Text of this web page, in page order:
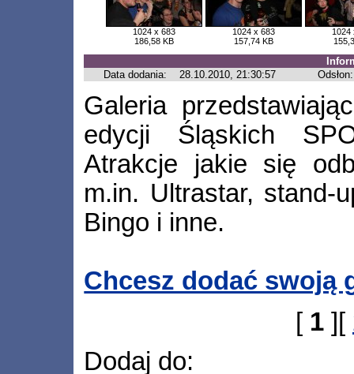
1024 x 683
186,58 KB
1024 x 683
157,74 KB
1024
Data dodania:
28.10.2010, 21:30:57 Odsłon:
Galeria
edycji Śląskich
Atrakcje jakie się
m.in. Ultrastar, stand-
Bingo i inne.
Chcesz dodać swoją
[ 1 ][
Dodaj do: